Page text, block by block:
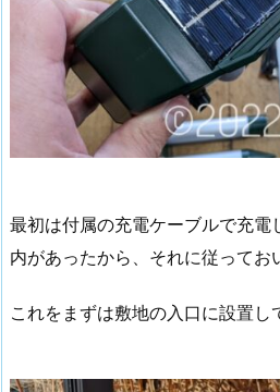
最初は付属の充電ケーブルで充電
内があったから、それに従ってお
これをまずは敷地の入口に設置し